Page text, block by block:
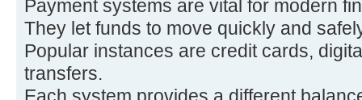
Payment systems are vital for modern
They let funds to move quickly and
Popular instances are credit cards,
transfers.